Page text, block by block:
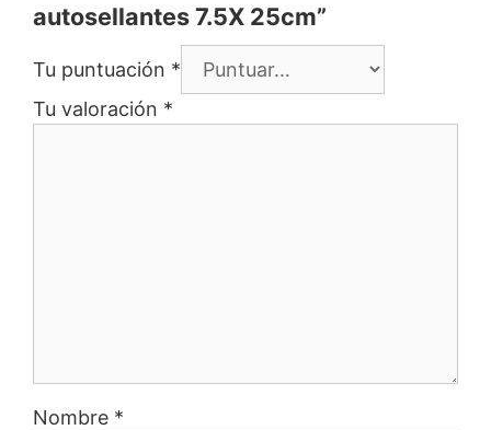
autosellantes 7.5X 25cm”
Tu puntuación *
Tu valoración *
Nombre *